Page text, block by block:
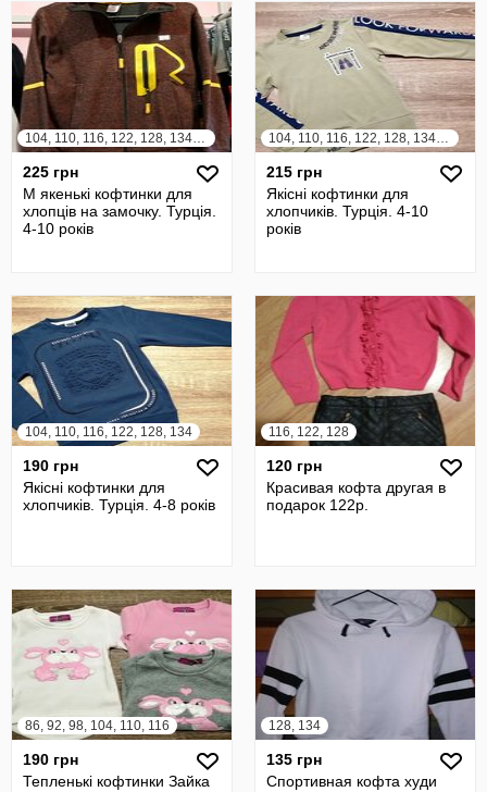
104, 110, 116, 122, 128, 134, 140
225 грн
М якенькі кофтинки для
хлопців на замочку. Турція.
4-10 років
104, 110, 116, 122, 128, 134, 140
215 грн
Якісні кофтинки для
хлопчиків. Турція. 4-10
років
104, 110, 116, 122, 128, 134
190 грн
Якісні кофтинки для
хлопчиків. Турція. 4-8 років
116, 122, 128
120 грн
Красивая кофта другая в
подарок 122р.
86, 92, 98, 104, 110, 116
190 грн
Тепленькі кофтинки Зайка
128, 134
135 грн
Спортивная кофта худи